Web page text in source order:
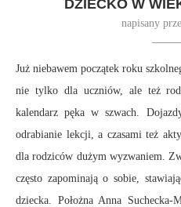
DZIECKO W
napisany
Już niebawem początek roku
nie tylko dla uczniów, ale też
kalendarz pęka w szwach.
odrabianie lekcji, a czasami też
dla rodziców dużym wyzwaniem.
często zapominają o sobie,
dziecka. Położna Anna